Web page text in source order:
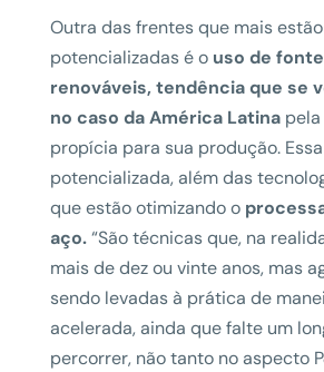
Outra das frentes que mais
potencializadas é o uso de
renováveis, tendência que se
no caso da América Latinapela
propícia para sua produção.
potencializada, além das
que estão otimizando o
aço.“São técnicas que, na
mais de dez ou vinte anos, mas
sendo levadas à prática de
acelerada, ainda que falte um
percorrer, não tanto no aspecto